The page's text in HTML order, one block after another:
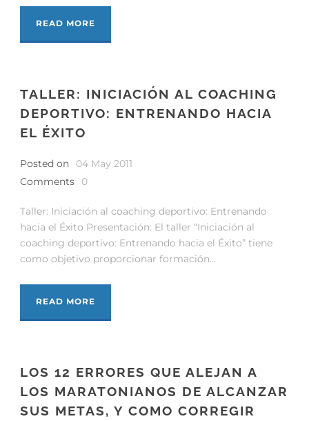
READ MORE
TALLER: INICIACIÓN AL COACHING
DEPORTIVO: ENTRENANDO HACIA
EL ÉXITO
Posted on
04 May 2011
Comments
0
Taller: Iniciación al coaching deportivo: Entrenando
hacia el Éxito Presentación: El taller “Iniciación al
coaching deportivo: Entrenando hacia el Éxito” tiene
como objetivo proporcionar formación...
READ MORE
LOS 12 ERRORES QUE ALEJAN A
LOS MARATONIANOS DE ALCANZAR
SUS METAS, Y COMO CORREGIR